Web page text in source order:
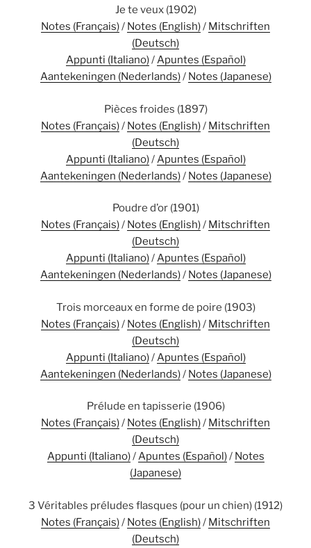
Je te veux (1902)
Notes (Français)/ Notes (English)/ Mitschriften
(Deutsch)
Appunti (Italiano)/Apuntes (Español)
Aantekeningen (Nederlands)/ Notes (Japanese)
Pièces froides (1897)
Notes (Français)/ Notes (English)/ Mitschriften
(Deutsch)
Appunti (Italiano)/ Apuntes (Español)
Aantekeningen (Nederlands)/ Notes (Japanese)
Poudre d’or (1901)
Notes (Français)/ Notes (English)/ Mitschriften
(Deutsch)
Appunti (Italiano)/Apuntes (Español)
Aantekeningen (Nederlands)/ Notes (Japanese)
Trois morceaux en forme de poire (1903)
Notes (Français)/ Notes (English)/ Mitschriften
(Deutsch)
Appunti (Italiano)/ Apuntes (Español)
Aantekeningen (Nederlands)/ Notes (Japanese)
Prélude en tapisserie (1906)
Notes (Français)/ Notes (English)/ Mitschriften
(Deutsch)
Appunti (Italiano)/Apuntes (Español)/ Notes
(Japanese)
3 Véritables préludes flasques (pour un chien) (1912)
Notes (Français)/ Notes (English)/ Mitschriften
(Deutsch)